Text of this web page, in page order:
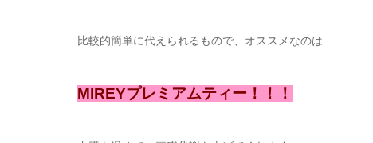
比較的簡単に代えられるもので、オススメなのは
MIREYプレミアムティー！！！